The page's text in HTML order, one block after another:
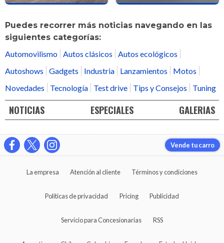
Puedes recorrer más noticias navegando en las
siguientes categorías:
Automovilismo
Autos clásicos
Autos ecológicos
Autoshows
Gadgets Industria Lanzamientos
Motos
Novedades
Tecnología Test drive Tips y Consejos Tuning
NOTICIAS ESPECIALES GALERIAS
Vende tu carro
La empresa Atención al cliente Términos y condiciones
Políticas de privacidad Pricing Publicidad
Servicio para Concesionarias RSS